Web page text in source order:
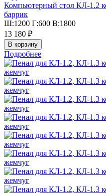
Компьютерный стол КЛ-1.2
баррик
Ш:1200 Г:600 В:1800
13 180 ₽
Подробнее